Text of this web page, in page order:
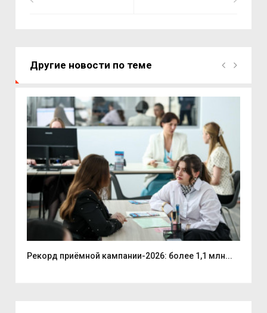
Другие новости по теме
Рекорд приёмной кампании-2026: более 1,1 млн...